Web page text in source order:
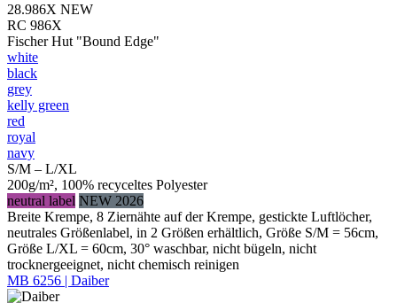
28.986X NEW
RC 986X
Fischer Hut "Bound Edge"
white
black
grey
kelly green
red
royal
navy
S/M – L/XL
200g/m², 100% recyceltes Polyester
neutral label NEW 2026
Breite Krempe, 8 Ziernähte auf der Krempe, gestickte Luftlöcher,
neutrales Größenlabel, in 2 Größen erhältlich, Größe S/M = 56cm,
Größe L/XL = 60cm, 30° waschbar, nicht bügeln, nicht
trocknergeeignet, nicht chemisch reinigen
MB 6256 | Daiber